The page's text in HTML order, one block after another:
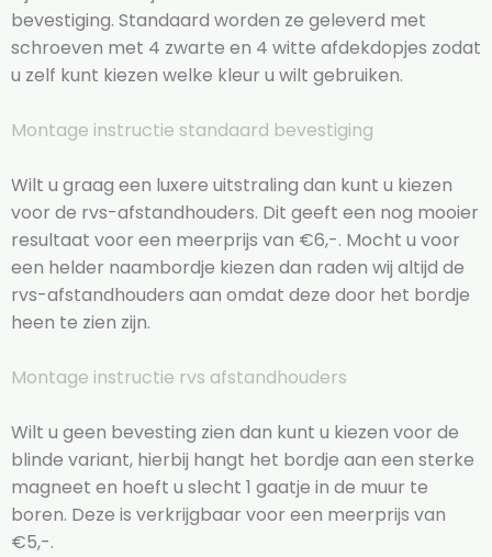
bevestiging. Standaard worden ze geleverd met
schroeven met 4 zwarte en 4 witte afdekdopjes zodat
u zelf kunt kiezen welke kleur u wilt gebruiken.
Montage instructie standaard bevestiging
Wilt u graag een luxere uitstraling dan kunt u kiezen
voor de rvs-afstandhouders. Dit geeft een nog mooier
resultaat voor een meerprijs van €6,-. Mocht u voor
een helder naambordje kiezen dan raden wij altijd de
rvs-afstandhouders aan omdat deze door het bordje
heen te zien zijn.
Montage instructie rvs afstandhouders
Wilt u geen bevesting zien dan kunt u kiezen voor de
blinde variant, hierbij hangt het bordje aan een sterke
magneet en hoeft u slecht 1 gaatje in de muur te
boren. Deze is verkrijgbaar voor een meerprijs van
€5,-.